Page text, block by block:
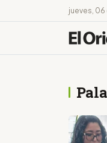
jueves,